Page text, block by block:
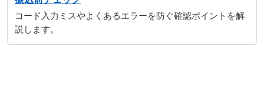
コード入力ミスやよくあるエラーを防ぐ確認ポイントを解
説します。